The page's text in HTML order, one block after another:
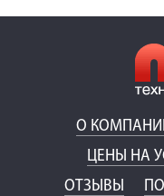
О
ЦЕНЫ НА
ОТЗЫВЫ